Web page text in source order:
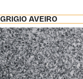
GRIGIO AVEIRO